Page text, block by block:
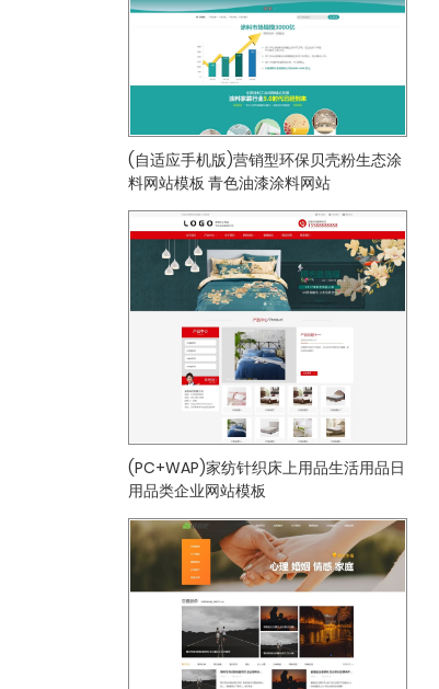
(自适应手机版)营销型环保贝壳粉生态涂
料网站模板 青色油漆涂料网站
(PC+WAP)家纺针织床上用品生活用品日
用品类企业网站模板